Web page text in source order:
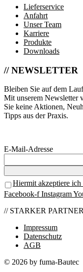
Lieferservice
Anfahrt
Unser Team
Karriere
Produkte
Downloads
// NEWSLETTER
Bleiben Sie auf dem
Mit unserem Newsletter
Sie keine Aktionen,
Tipps aus der Praxis.
E-Mail-Adresse
Hiermit akzeptiere ich
Facebook-f Instagram
// STARKER
Impressum
Datenschutz
AGB
© 2026 by fuma-Bautec